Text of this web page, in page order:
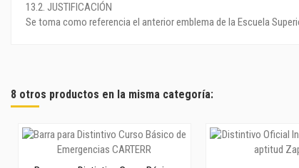
13.2. JUSTIFICACIÓN
Se toma como referencia el anterior emblema de la Escuela
8 otros productos en la misma categoría: